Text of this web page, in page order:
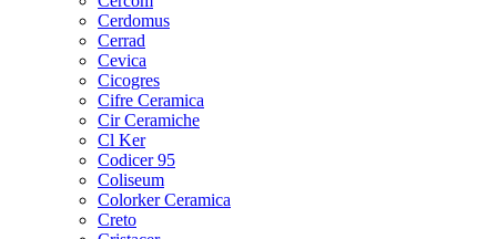
Cerdomus
Cerrad
Cevica
Cicogres
Cifre Ceramica
Cir Ceramiche
Cl Ker
Codicer 95
Coliseum
Colorker Ceramica
Creto